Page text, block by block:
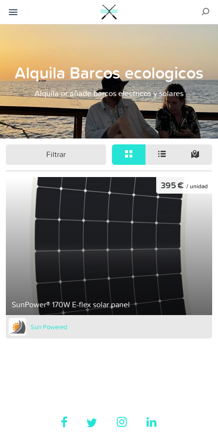
Alquila Barcos ecologicos
Alquila or añade barcos electricos y solares
Filtrar
SunPower® 170W E-flex solar panel
395 € / unidad
Sun Powered